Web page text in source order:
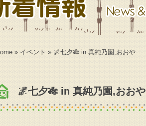
» イベント » 🌌七夕🎋 in 真純乃園,おおや
🌌七夕🎋 in 真純乃園,おおや